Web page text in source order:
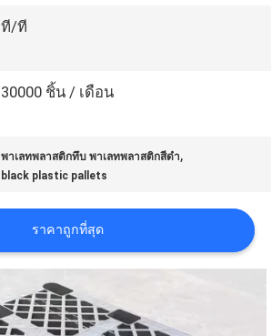
ที/ที
30000 ชิ้น / เดือน
พาเลทพลาสติกทึบ พาเลทพลาสติกสีดำ,
black plastic pallets
ราคาถูกที่สุด